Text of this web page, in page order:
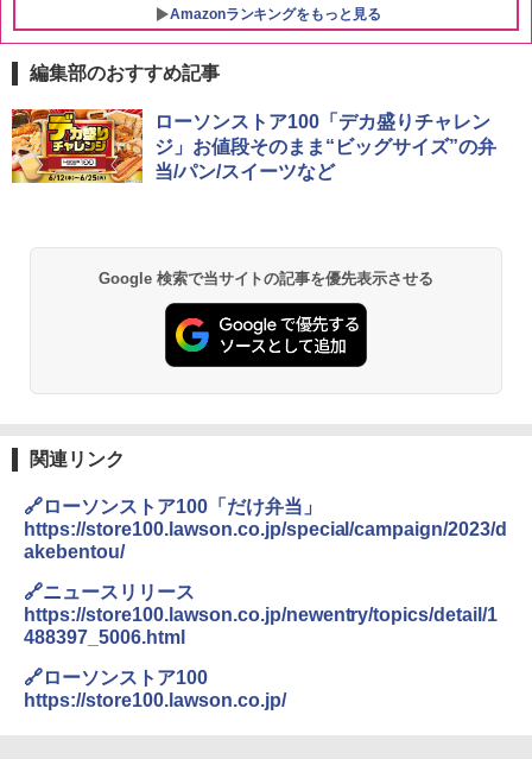
Amazonランキングをもっと見る
1
ブラックニッカ ニッカ Nikka ウィスキ
ー4000ml ブラックニッカクリア ウヰス
キー 【日本 アサヒ ウィスキー】 大容量
お得 4リットル
角瓶 2700ml サントリー ウイスキー ハ
イボール 大容量
白州 Story of the Distillery 2026 化粧箱
入 700ml
イスキー ハイボール 缶
￥4,919
1
チキンラーメン どんぶり 85g×12個 日清
食品 インスタント カップ麺
￥1,745
【公式】ブタメン とんこつ味 35g×15個
麺 小腹 インスタント アウトドアにも ロ
ーリングストック 大人買い おやつカン
パニー
￥1,288
し 塩らーめん 108g×10袋 保存食 備蓄
ーフードヌードル 高たんぱく&低糖質 さ
らに塩分控えめ 78g×12個
1
シャープ 過熱水蒸気 オーブンレンジ 23
L 1段調理 ブラック RE-WF232-B シンプ
ル操作 コンパクト 一人暮らし 二人暮ら
し らくチン!（絶対湿度）センサー ノン
￥29,582
[山善] スチームオーブンレンジ 25L 一人
暮らし 二人暮らし フラットテーブル ス
チーム調理 自動メニュー19種搭載 角皿
3
[山善] スチームオーブンレンジ 省エネ
ック YRZ-WF150TV(B)
￥26,800
編集部のおすすめ記事
ローソンストア100「デカ盛りチャレン
ジ」お値段そのまま“ビッグサイズ”の弁
当/パン/スイーツなど
Google 検索で当サイトの記事を優先表示させる
関連リンク
🔗ローソンストア100「だけ弁当」
https://store100.lawson.co.jp/special/campaign/2023/d
akebentou/
🔗ニュースリリース
https://store100.lawson.co.jp/newentry/topics/detail/1
488397_5006.html
🔗ローソンストア100
https://store100.lawson.co.jp/